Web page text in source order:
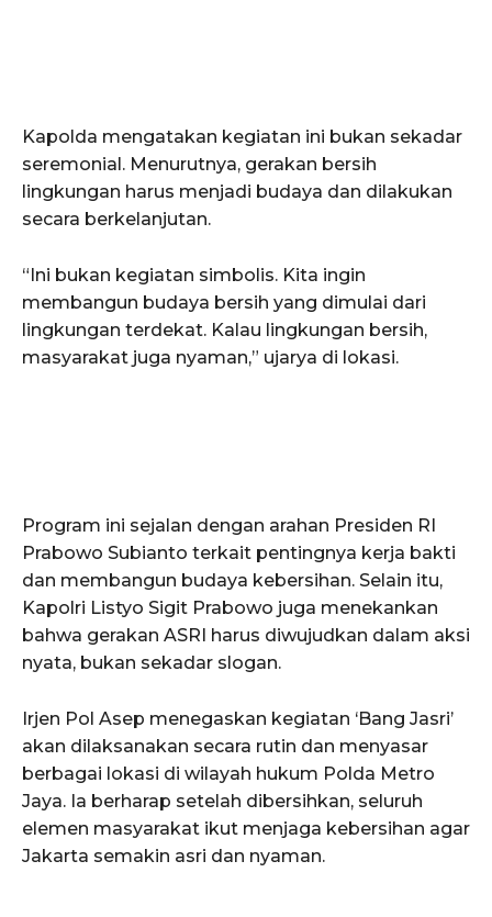
Kapolda mengatakan kegiatan ini bukan sekadar
seremonial. Menurutnya, gerakan bersih
lingkungan harus menjadi budaya dan dilakukan
secara berkelanjutan.
“Ini bukan kegiatan simbolis. Kita ingin
membangun budaya bersih yang dimulai dari
lingkungan terdekat. Kalau lingkungan bersih,
masyarakat juga nyaman,” ujarya di lokasi.
Program ini sejalan dengan arahan Presiden RI
Prabowo Subianto terkait pentingnya kerja bakti
dan membangun budaya kebersihan. Selain itu,
Kapolri Listyo Sigit Prabowo juga menekankan
bahwa gerakan ASRI harus diwujudkan dalam aksi
nyata, bukan sekadar slogan.
Irjen Pol Asep menegaskan kegiatan ‘Bang Jasri’
akan dilaksanakan secara rutin dan menyasar
berbagai lokasi di wilayah hukum Polda Metro
Jaya. Ia berharap setelah dibersihkan, seluruh
elemen masyarakat ikut menjaga kebersihan agar
Jakarta semakin asri dan nyaman.